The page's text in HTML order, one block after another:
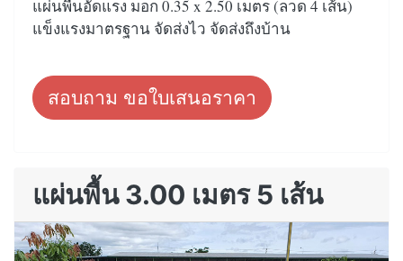
แผ่นพื้นอัดแรง มอก 0.35 x 2.50 เมตร (ลวด 4 เส้น)
แข็งแรงมาตรฐาน จัดส่งไว จัดส่งถึงบ้าน
สอบถาม ขอใบเสนอราคา
แผ่นพื้น 3.00 เมตร 5 เส้น